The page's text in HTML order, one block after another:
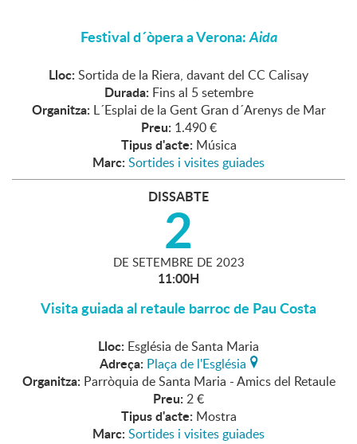
Festival d´òpera a Verona:Aida
Lloc: Sortida de la Riera, davant del CC Calisay
Durada: Fins al 5 setembre
Organitza: L´Esplai de la Gent Gran d´Arenys de Mar
Preu: 1.490 €
Tipus d'acte: Música
Marc: Sortides i visites guiades
DISSABTE
2
DE SETEMBRE DE 2023
11:00H
Visita guiada al retaule barroc de Pau Costa
Lloc: Església de Santa Maria
Adreça: Plaça de l'Església
Organitza: Parròquia de Santa Maria - Amics del Retaule
Preu: 2 €
Tipus d'acte: Mostra
Marc: Sortides i visites guiades